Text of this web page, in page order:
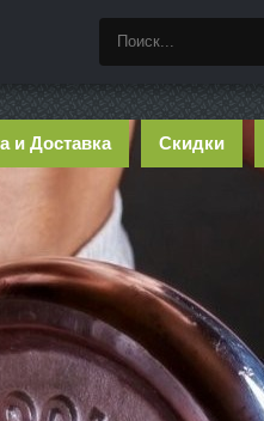
и Доставка Скидки